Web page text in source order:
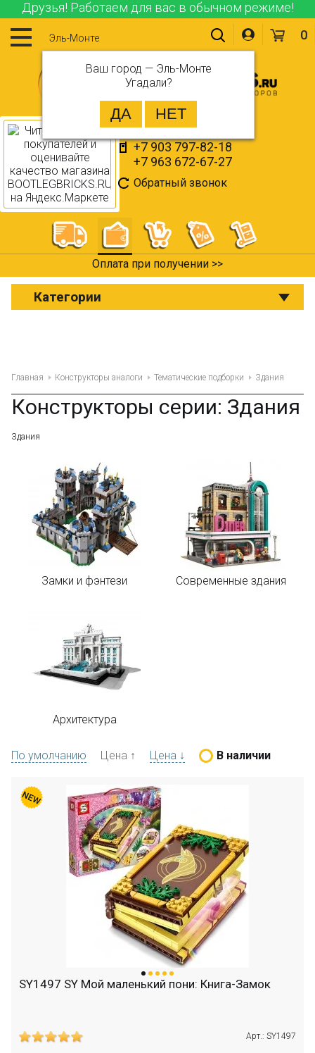
Друзья! Работаем для вас в обычном режиме!
Эль-Монте
Ваш город — Эль-Монте
Угадали?
+7 903 797-82-18
+7 963 672-67-27
Обратный звонок
0
Оплата при получении >>
Категории
Главная Конструкторы аналоги Тематические подборки Здания
Конструкторы серии: Здания
Здания
Замки и фэнтези Современные здания
Архитектура
По умолчанию Цена ↑ Цена ↓ В наличии
SY1497 SY Мой маленький пони: Книга-Замок
Арт.: SY1497